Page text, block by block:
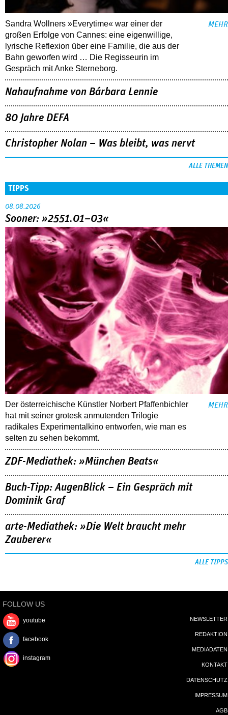
Sandra Wollners »Everytime« war einer der
großen Erfolge von Cannes: eine eigenwillige,
lyrische Reflexion über eine ­Familie, die aus der
Bahn geworfen wird … Die Regisseurin im
Gespräch mit Anke Sterneborg.
MEHR
Nahaufnahme von Bárbara Lennie
80 Jahre DEFA
Christopher Nolan – Was bleibt, was nervt
ALLE THEMEN
TIPPS
08.08.2026
Sooner: »2551.01–03«
Der österreichische Künstler Norbert Pfaffenbichler
hat mit seiner grotesk anmutenden Trilogie
radikales Experimentalkino entworfen, wie man es
selten zu sehen bekommt.
MEHR
ZDF-Mediathek: »München Beats«
Buch-Tipp: AugenBlick – Ein Gespräch mit
Dominik Graf
arte-Mediathek: »Die Welt braucht mehr
Zauberer«
ALLE TIPPS
FOLLOW US
youtube
facebook
instagram
NEWSLETTER
REDAKTION
MEDIADATEN
KONTAKT
DATENSCHUTZ
IMPRESSUM
AGB